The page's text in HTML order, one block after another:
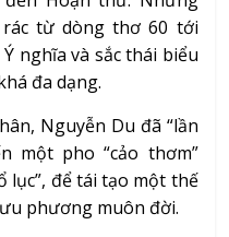
rác từ dòng thơ 60 tới
nghĩa và sắc thái biểu
đa dạng.
Nguyễn Du đã “lần
một pho “cảo thơm”
lục”, để tái tạo một thế
phương muôn đời.